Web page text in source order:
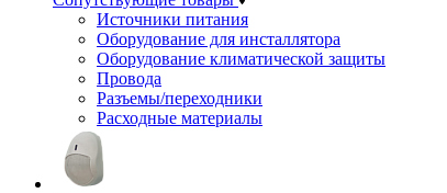
Источники питания
Оборудование для инсталлятора
Оборудование климатической защиты
Провода
Разъемы/переходники
Расходные материалы